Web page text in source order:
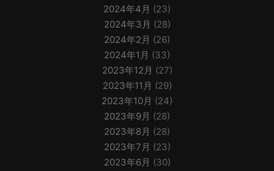
2024年4月 (23)
2024年3月 (28)
2024年2月 (26)
2024年1月 (33)
2023年12月 (27)
2023年11月 (29)
2023年10月 (24)
2023年9月 (28)
2023年8月 (28)
2023年7月 (23)
2023年6月 (30)